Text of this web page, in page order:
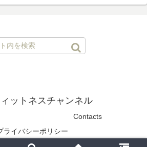
ットネスチャンネル
Contacts
ライバシーポリシー